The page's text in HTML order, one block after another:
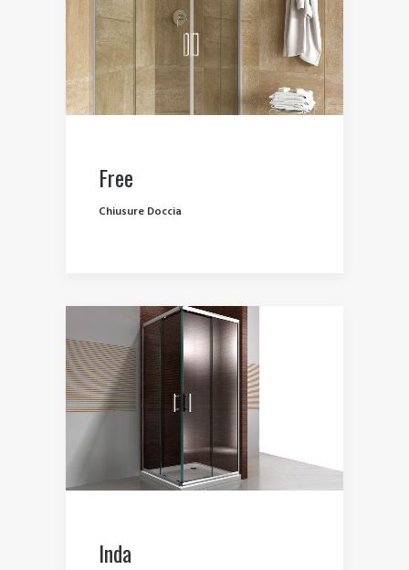
Free
Chiusure Doccia
Inda